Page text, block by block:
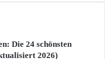
Die 24 schönsten
2026)